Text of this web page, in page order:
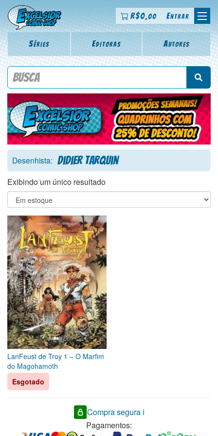
R$0,00 Entrar
Séries Editoras Autores
Procure por título da revista, personagem, série, escritor,
Desenhista: Didier Tarquin
Exibindo um único resultado
LanFeust de Troy 1 – O Marfim
do Magohamoth
Esgotado
Compra segura ℹ️
Pagamentos: